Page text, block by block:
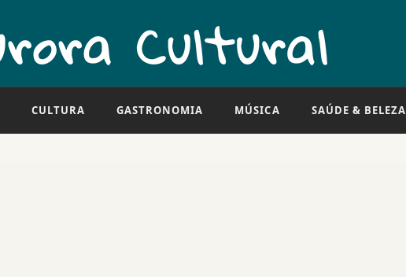
CULTURA GASTRONOMIA MÚSICA SAÚDE & BELEZA